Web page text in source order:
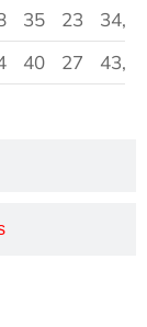
35 23
34,5
40 27 43,5